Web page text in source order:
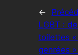
←
LGBT :
toilettes
genrées